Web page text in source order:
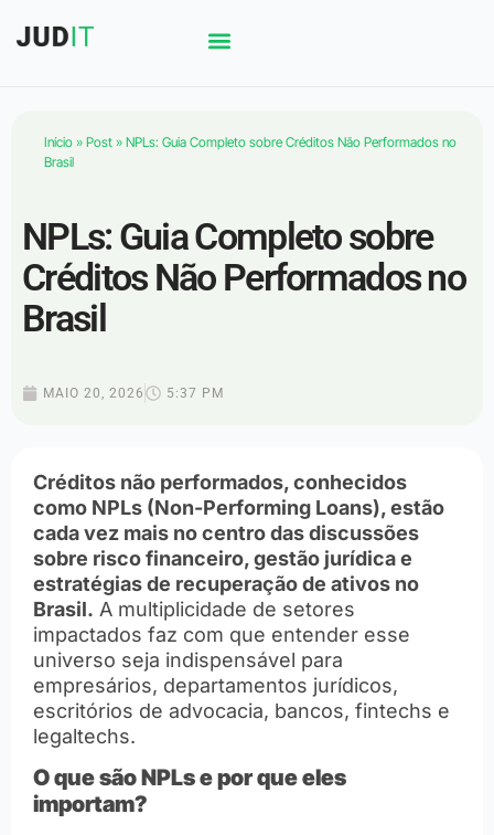
Início » Post » NPLs: Guia Completo sobre Créditos Não Performados no
Brasil
NPLs: Guia Completo sobre
Créditos Não Performados no
Brasil
MAIO 20, 2026 5:37 PM
Créditos não performados, conhecidos
como NPLs (Non-Performing Loans), estão
cada vez mais no centro das discussões
sobre risco financeiro, gestão jurídica e
estratégias de recuperação de ativos no
Brasil. A multiplicidade de setores
impactados faz com que entender esse
universo seja indispensável para
empresários, departamentos jurídicos,
escritórios de advocacia, bancos, fintechs e
legaltechs.
O que são NPLs e por que eles
importam?